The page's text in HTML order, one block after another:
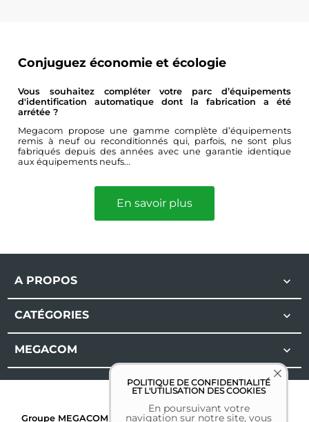
Conjuguez économie et écologie
Vous souhaitez compléter votre parc d’équipements
d'identification automatique dont la fabrication a été
arrétée ?
Megacom propose une gamme complète d’équipements
remis à neuf ou reconditionnés qui, parfois, ne sont plus
fabriqués depuis des années avec une garantie identique
aux équipements neufs...
En savoir plus
A PROPOS 
CATÉGORIES 
MEGACOM 
POLITIQUE DE CONFIDENTIALITÉ
ET L'UTILISATION DES COOKIES
En poursuivant votre
navigation sur notre site, vous
Groupe MEGACOM | Tous droits réservés | 2026 |Mentions